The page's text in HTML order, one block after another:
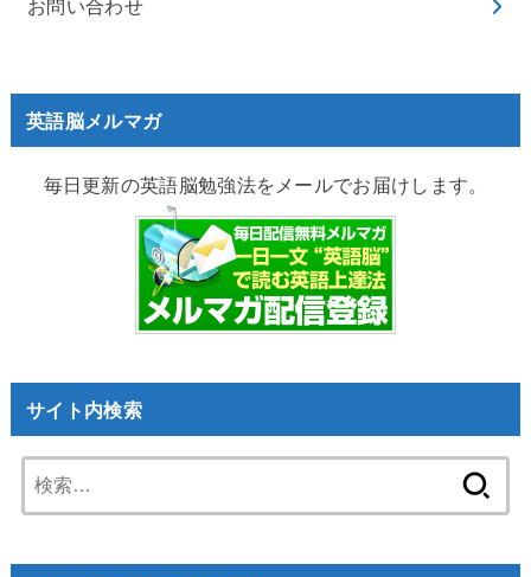
お問い合わせ
英語脳メルマガ
毎日更新の英語脳勉強法をメールでお届けします。
サイト内検索
索: